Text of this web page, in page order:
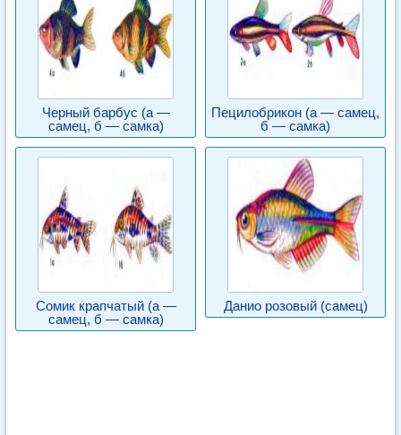
Черный барбус (а —
самец, б — самка)
Пецилобрикон (а — самец,
б — самка)
Сомик крапчатый (а —
самец, б — самка)
Данио розовый (самец)